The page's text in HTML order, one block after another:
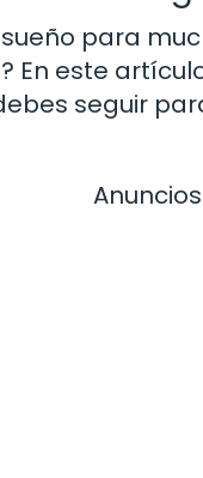
para
En este
seguir
Anuncios